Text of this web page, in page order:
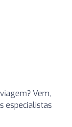
Vem,
especialistas